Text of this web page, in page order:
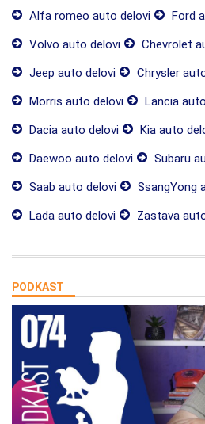
Alfa romeo auto delovi
Ford
Volvo auto delovi
Chevrolet
Jeep auto delovi
Chrysler
Morris auto delovi
Lancia
Dacia auto delovi
Kia auto
Daewoo auto delovi
Subaru
Saab auto delovi
SsangYong
Lada auto delovi
Zastava
PODKAST